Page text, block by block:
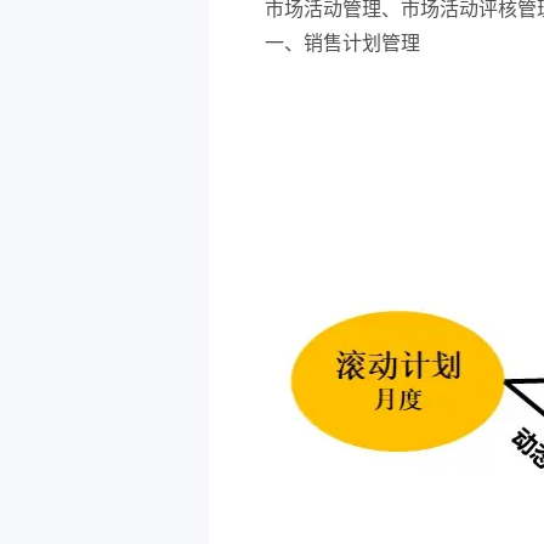
市场活动管理、市场活动评核管
一、销售计划管理